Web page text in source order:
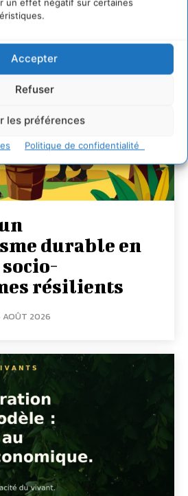
Accepter
Refuser
les préférences
Politique de confidentialité
durable en
résilients
AOÛT 2026